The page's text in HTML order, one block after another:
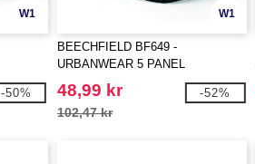
W1
-50%
W1
BEECHFIELD BF649 -
URBANWEAR 5 PANEL
SNAPBACK
48,99 kr
102,47 kr
-52%